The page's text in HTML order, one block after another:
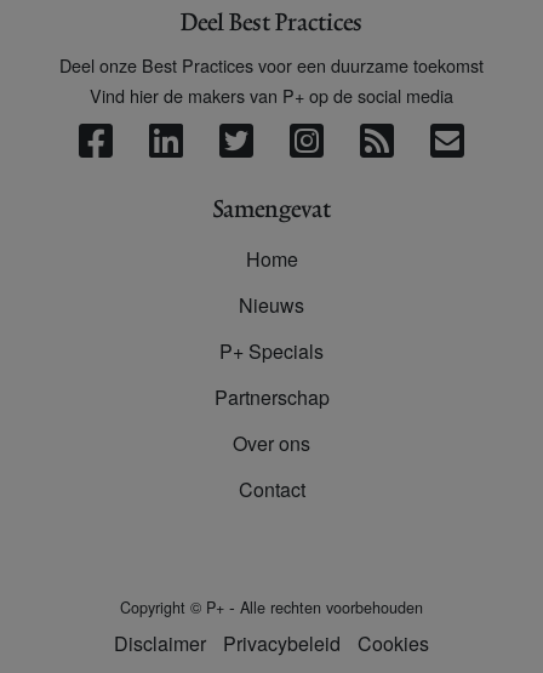
Deel Best Practices
Deel onze Best Practices voor een duurzame toekomst
Vind hier de makers van P+ op de social media
Samengevat
Home
Nieuws
P+ Specials
Partnerschap
Over ons
Contact
Copyright © P+ - Alle rechten voorbehouden
Disclaimer Privacybeleid Cookies